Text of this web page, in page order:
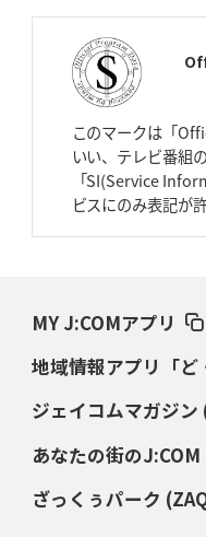
2026年4月9日(木)更新
スティーラーズ、名門復活の
2026年4月2日(木)更新
2026年3月26日(木)更新
AZ-COM丸和、リーグワンへ
ダイナボアーズ、“逆輸入SO”
2026年3月5日(木)更新
このマークは「
いい、テレビ番組
「SI(Service
ビスにのみ表記が
MY J:COMアプリ
地域情報アプリ「ど
ジェイコムマガジン
あなたの街の
ざっくぅパーク